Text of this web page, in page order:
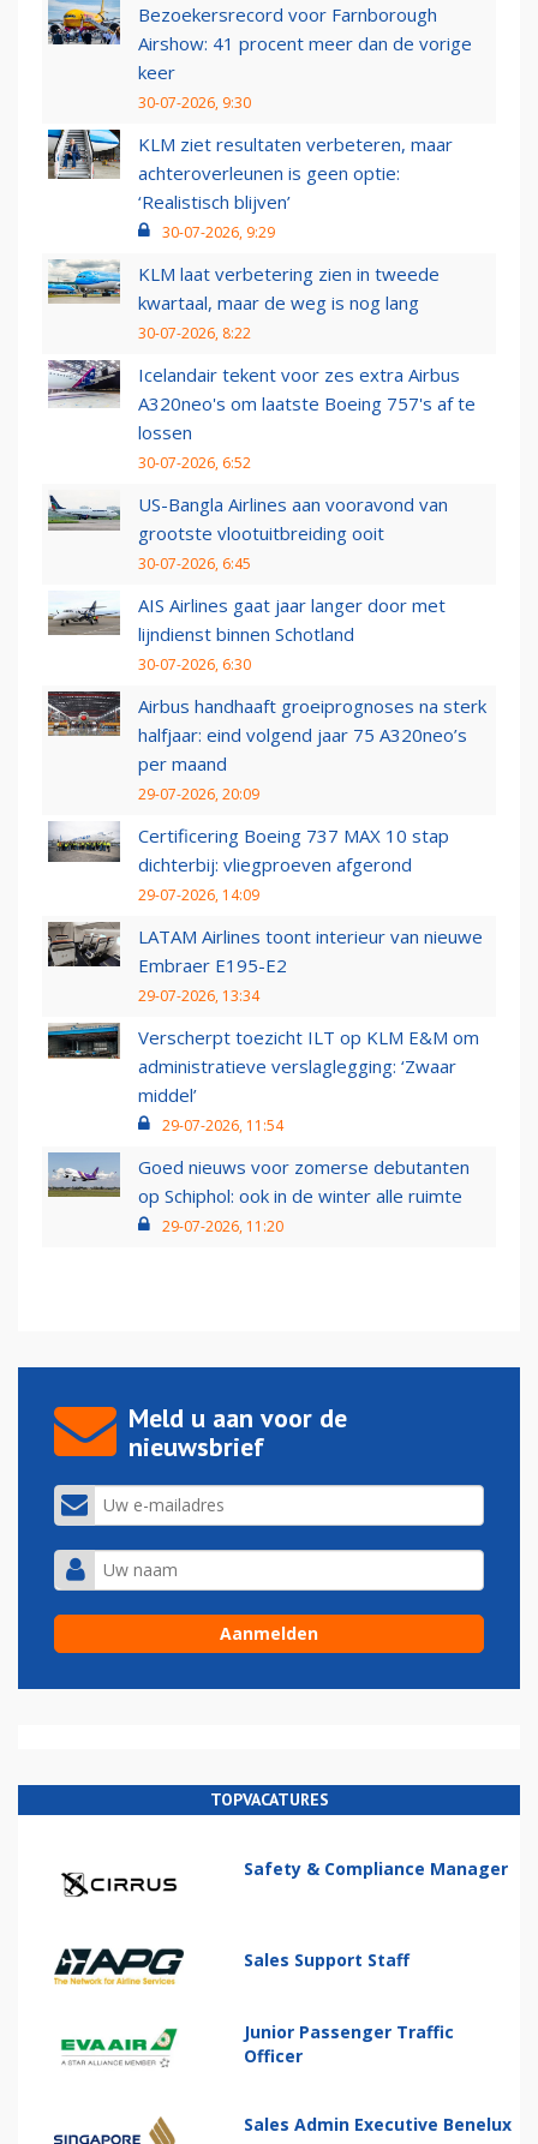
Bezoekersrecord voor Farnborough
Airshow: 41 procent meer dan de vorige
keer
30-07-2026, 9:30
KLM ziet resultaten verbeteren, maar
achteroverleunen is geen optie:
‘Realistisch blijven’
30-07-2026, 9:29
KLM laat verbetering zien in tweede
kwartaal, maar de weg is nog lang
30-07-2026, 8:22
Icelandair tekent voor zes extra Airbus
A320neo's om laatste Boeing 757's af te
lossen
30-07-2026, 6:52
US-Bangla Airlines aan vooravond van
grootste vlootuitbreiding ooit
30-07-2026, 6:45
AIS Airlines gaat jaar langer door met
lijndienst binnen Schotland
30-07-2026, 6:30
Airbus handhaaft groeiprognoses na sterk
halfjaar: eind volgend jaar 75 A320neo’s
per maand
29-07-2026, 20:09
Certificering Boeing 737 MAX 10 stap
dichterbij: vliegproeven afgerond
29-07-2026, 14:09
LATAM Airlines toont interieur van nieuwe
Embraer E195-E2
29-07-2026, 13:34
Verscherpt toezicht ILT op KLM E&M om
administratieve verslaglegging: ‘Zwaar
middel’
29-07-2026, 11:54
Goed nieuws voor zomerse debutanten
op Schiphol: ook in de winter alle ruimte
29-07-2026, 11:20
Meld u aan voor de
nieuwsbrief
TOPVACATURES
Safety & Compliance Manager
Sales Support Staff
Junior Passenger Traffic
Officer
Sales Admin Executive Benelux